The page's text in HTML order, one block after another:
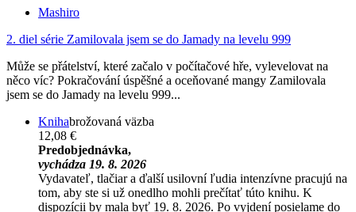
Mashiro
2. diel série Zamilovala jsem se do Jamady na levelu 999
Může se přátelství, které začalo v počítačové hře, vylevelovat na
něco víc? Pokračování úspěšné a oceňované mangy Zamilovala
jsem se do Jamady na levelu 999...
Knihabrožovaná väzba
12,08 €
Predobjednávka,
vychádza 19. 8. 2026
Vydavateľ, tlačiar a ďalší usilovní ľudia intenzívne pracujú na
tom, aby ste si už onedlho mohli prečítať túto knihu. K
dispozícii by mala byť 19. 8. 2026. Po vyjdení posielame do